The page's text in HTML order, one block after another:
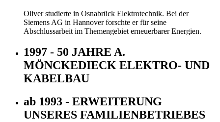
Oliver studierte in Osnabrück Elektrotechnik. Bei der
Siemens AG in Hannover forschte er für seine
Abschlussarbeit im Themengebiet erneuerbarer Energien.
1997 - 50 JAHRE A.
MÖNCKEDIECK ELEKTRO- UND
KABELBAU
ab 1993 - ERWEITERUNG
UNSERES FAMILIENBETRIEBES